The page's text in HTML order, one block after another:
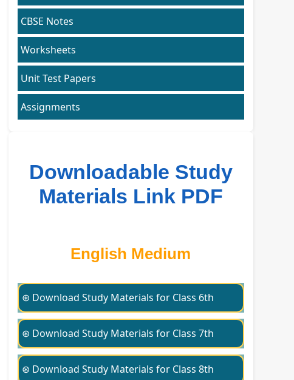
CBSE Notes
Worksheets
Unit Test Papers
Assignments
Downloadable Study
Materials Link PDF
English Medium
⊛ Download Study Materials for Class 6th
⊛ Download Study Materials for Class 7th
⊛ Download Study Materials for Class 8th